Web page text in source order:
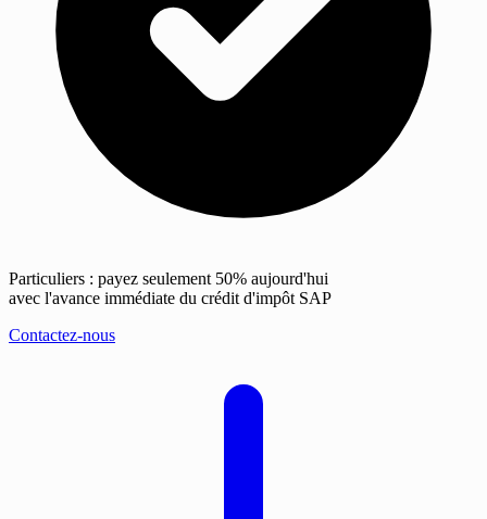
Particuliers : payez seulement 50% aujourd'hui
avec l'avance immédiate du crédit d'impôt SAP
Contactez-nous